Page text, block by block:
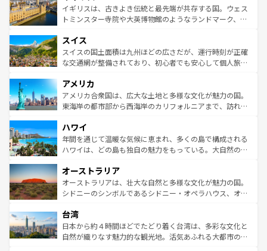
香り高いラベンダー畑など、多彩な楽しみ方が可能だ。さ
らに、パリ以外の地域にも魅力が溢れており、どの街角に
れる地方に足を運ぶとそれぞれで全く異なる文化を体験で
きるだろう。 なお、新着のフランス情報はコンテンツ一覧
を参照してほしい。
ルリンの文化的活気、バイエルン州のアルプスの絶景、そ
してライン川沿いのワイン畑といった風景は必見。ビール
は、お酒好きな人にはぜひ体験してほしい。 なお、新着の
ドイツ情報はコンテンツ一覧を参照してほしい。
イギリスは、古きよき伝統と最先端が共存する国。ウェス
トミンスター寺院や大英博物館のようなランドマーク、歴
リアごとに異なる魅力がある。また、優雅なアフタヌーン
ティー、ビール好きにはたまらない英国パブ、サッカー観
戦など、本場だからこそできる体験も豊富。イギリスを旅
ンツ一覧を参照してほしい。
スイス
スイスの国土面積は九州ほどの広さだが、運行時刻が正確
な交通網が整備されており、初心者でも安心して個人旅行
の建物がそのまま残る町や、スイスならではのユニークな
博物館もあり、アルプス観光だけでなく町歩きも満喫する
ことができる。国民の所得が高いため物価も高いが、旅行
ば市内交通費無料で観光を楽しむこともできる。 なお、新
着のスイス情報はコンテンツ一覧 を参照してほしい。
アメリカ
アメリカ合衆国は、広大な土地と多様な文化が魅力の国。
東海岸の都市部から西海岸のカリフォルニアまで、訪れる
のような巨大都市は、観光、ショッピング、エンターテイ
ンメントが詰まった刺激的なスポットだ。一方、アメリカ
西部には大自然が広がり、グランドキャニオンやイエロー
部のニューオーリンズでは、音楽と美食が融合した独特の
文化が魅力。旅行者はアメリカの各地域で異なる魅力を楽
しみながら、その多様性と豊かな歴史を感じることができ
ならではの贅沢な旅のスタイルだ。 なお、新着のアメリカ
情報はコンテンツ一覧を参照してほしい。
ハワイ
年間を通じて温暖な気候に恵まれ、多くの島で構成される
ハワイは、どの島も独自の魅力をもっている。大自然の神
ワイ島は見逃せない。また、定番の観光地といえばオアフ
島だが、静かな自然を求めるならマウイ島やカウアイ島が
おすすめ。エメラルドグリーンに輝く海をはじめ、豊かな
れるおもてなしの心で訪れる人々を迎えてくれるハワイの
人々、おいしいローカルフードやハワイアンミュージッ
ク、伝統的なフラダンスなど、すべてがハワイの魅力を彩
オーストラリア
オーストラリアは、壮大な自然と多様な文化が魅力の国。
シドニーのシンボルであるシドニー・オペラハウス、オー
リアリーフや大陸中央部にそびえるウルル（エアーズロッ
ク）、タスマニアの美しい原生林やケアンズの熱帯雨林な
ど、見どころがたくさん。また、カフェやワイン、オージ
台湾
日本から約４時間ほどでたどり着く台湾は、多彩な文化と
自然が織りなす魅力的な観光地。活気あふれる大都市の台